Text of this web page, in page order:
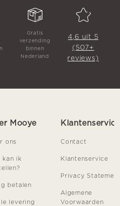
Gratis
verzending
binnen
Nederland
4,6 uit 5
(507+
reviews)
Mooye
ons
kan ik
betalen
levering
Klantenservice
Contact
Klantenservice
Privacy
Algemene
Voorwaarden